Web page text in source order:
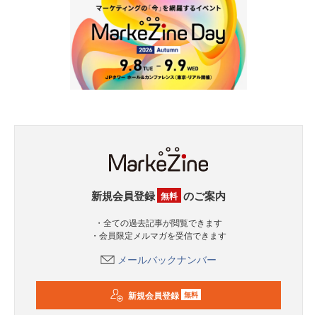
新規会員登録 無料 のご案内
・全ての過去記事が閲覧できます
・会員限定メルマガを受信できます
メールバックナンバー
新規会員登録 無料